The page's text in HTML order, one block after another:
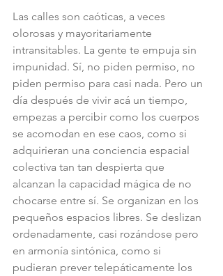
Las calles son caóticas, a veces
olorosas y mayoritariamente
intransitables. La gente te empuja sin
impunidad. Sí, no piden permiso, no
piden permiso para casi nada. Pero un
día después de vivir acá un tiempo,
empezas a percibir como los cuerpos
se acomodan en ese caos, como si
adquirieran una conciencia espacial
colectiva tan tan despierta que
alcanzan la capacidad mágica de no
chocarse entre sí. Se organizan en los
pequeños espacios libres. Se deslizan
ordenadamente, casi rozándose pero
en armonía sintónica, como si
pudieran prever telepáticamente los